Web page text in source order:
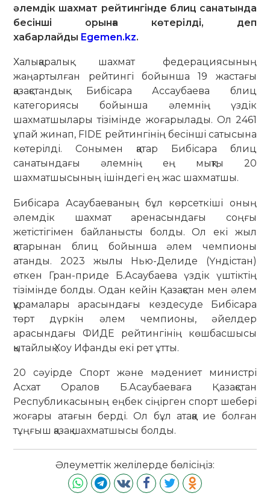
әлемдік шахмат рейтингінде блиц санатында
бесінші орынға көтерілді, деп
хабарлайды Egemen.kz.
Халықаралық шахмат федерациясының
жаңартылған рейтингі бойынша 19 жастағы
қазақстандық Бибісара Ассаубаева блиц
категориясы бойынша әлемнің үздік
шахматшылары тізімінде жоғарылады. Ол 2461
ұпай жинап, FIDE рейтингінің бесінші сатысына
көтерілді. Сонымен қатар Бибісара блиц
санатындағы әлемнің ең мықты 20
шахматшысының ішіндегі ең жас шахматшы.
Бибісара Асаубаеваның бұл көрсеткіші оның
әлемдік шахмат аренасындағы соңғы
жетістігімен байланысты болды. Ол екі жыл
қатарынан блиц бойынша әлем чемпионы
атанды. 2023 жылы Нью-Делиде (Үндістан)
өткен Гран-приде Б.Асаубаева үздік үштіктің
тізімінде болды. Одан кейін Қазақстан мен әлем
құрамалары арасындағы кездесуде Бибісара
төрт дүркін әлем чемпионы, әйелдер
арасындағы ФИДЕ рейтингінің көшбасшысы
қытайлық Хоу Ифанды екі рет ұтты.
20 сәуірде Спорт және мәдениет министрі
Асхат Оралов Б.Асаубаеваға Қазақстан
Республикасының еңбек сіңірген спорт шебері
жоғары атағын берді. Ол бұл атаққа ие болған
тұңғыш қазақ шахматшысы болды.
Әлеуметтік желілерде бөлісіңіз: